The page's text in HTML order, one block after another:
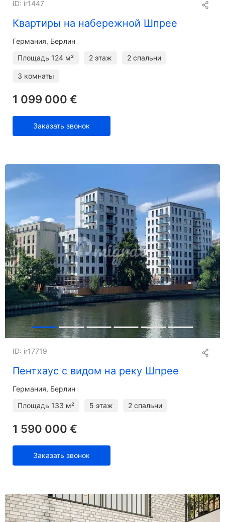
Квартиры на набережной Шпрее
ID: ir1447
Германия, Берлин
Площадь 124 м² 2 этаж 2 спальни
3 комнаты
1 099 000 €
Заказать звонок
Пентхаус с видом на реку Шпрее
ID: ir17719
Германия, Берлин
Площадь 133 м² 5 этаж 2 спальни
1 590 000 €
Заказать звонок